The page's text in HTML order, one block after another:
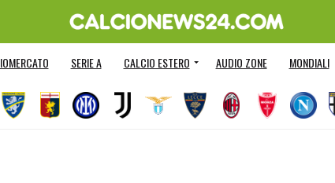
SERIE A CALCIO ESTERO AUDIO ZONE MONDIALI